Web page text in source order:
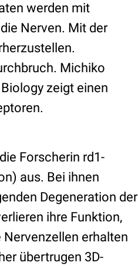
werden mit
Nerven. Mit der
Michiko
zeigt einen
Forscherin rd1-
aus. Bei ihnen
Degeneration der
ihre Funktion,
erhalten
übertrugen 3D-